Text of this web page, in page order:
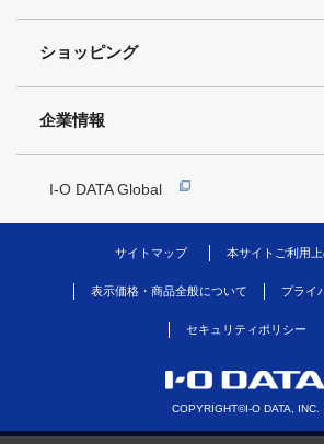
ショッピング
企業情報
I-O DATA Global
サイトマップ 本サイトご利用
表示価格・商品全般について プライ
セキュリティポリシー
COPYRIGHT©I-O DATA, INC.